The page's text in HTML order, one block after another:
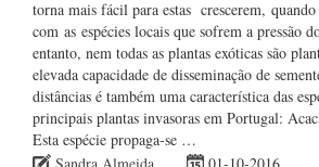
torna mais fácil para estas crescerem, quando
com as espécies locais que sofrem a pressão
entanto, nem todas as plantas exóticas são
elevada capacidade de disseminação de
distâncias é também uma característica das
principais plantas invasoras em Portugal:
Esta espécie propaga-se …
Sandra Almeida
01-10-2016